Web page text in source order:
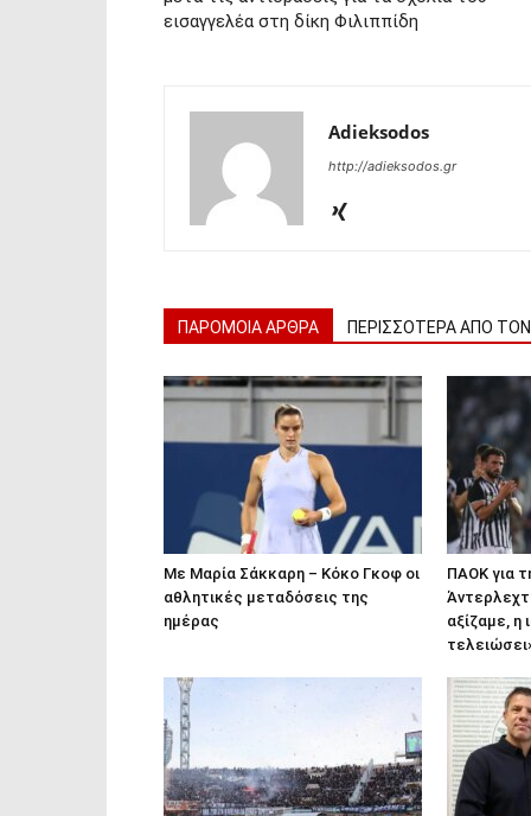
εισαγγελέα στη δίκη Φιλιππίδη
Adieksodos
http://adieksodos.gr
ΠΑΡΟΜΟΙΑ ΑΡΘΡΑ ΠΕΡΙΣΣΟΤΕΡΑ ΑΠΟ
Με Μαρία Σάκκαρη – Κόκο Γκοφ οι
αθλητικές μεταδόσεις της
ημέρας
ΠΑΟΚ για
αξίζαμε, η